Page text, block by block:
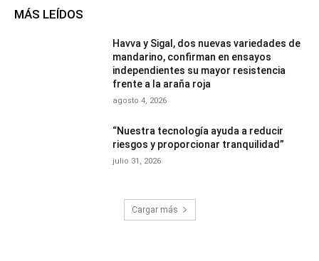
MÁS LEÍDOS
Havva y Sigal, dos nuevas variedades de
mandarino, confirman en ensayos
independientes su mayor resistencia
frente a la araña roja
agosto 4, 2026
“Nuestra tecnología ayuda a reducir
riesgos y proporcionar tranquilidad”
julio 31, 2026
Cargar más